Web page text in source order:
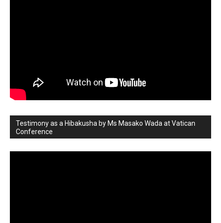
Testimony as a Hibakusha by Ms Masako Wada at Vatican
Conference